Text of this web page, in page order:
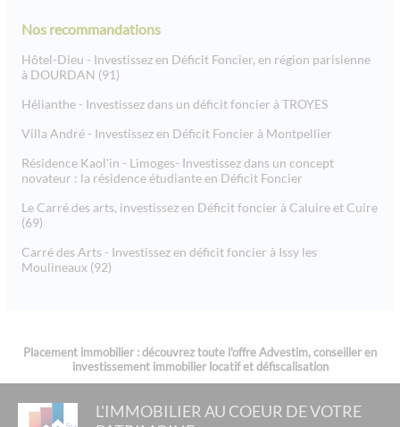
Nos recommandations
Hôtel-Dieu - Investissez en Déficit Foncier, en région parisienne
à DOURDAN (91)
Hélianthe - Investissez dans un déficit foncier à TROYES
Villa André - Investissez en Déficit Foncier à Montpellier
Résidence Kaol'in - Limoges- Investissez dans un concept
novateur : la résidence étudiante en Déficit Foncier
Le Carré des arts, investissez en Déficit foncier à Caluire et Cuire
(69)
Carré des Arts - Investissez en déficit foncier à Issy les
Moulineaux (92)
Placement immobilier : découvrez toute l'offre Advestim, conseiller en
investissement immobilier locatif et défiscalisation
L'IMMOBILIER AU COEUR DE VOTRE